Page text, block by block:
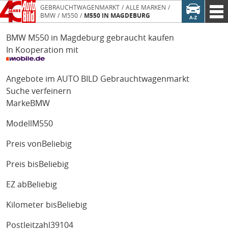
GEBRAUCHTWAGENMARKT
ALLE MARKEN
BMW
M550 M550 IN MAGDEBURG
BMW M550 in Magdeburg gebraucht kaufen
In Kooperation mit
Angebote im AUTO BILD Gebrauchtwagenmarkt
Suche verfeinern
MarkeBMW
Modell M550
Preis von Beliebig
Preis bis Beliebig
EZ ab Beliebig
Kilometer bis Beliebig
Postleitzahl